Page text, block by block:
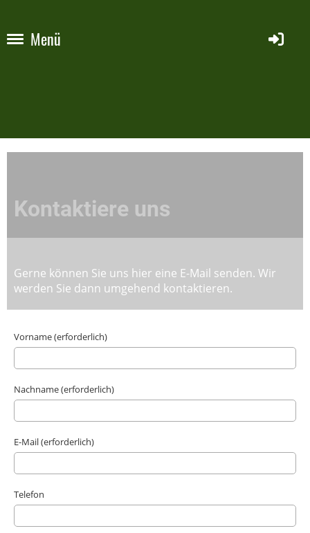
Menü
Kontaktiere uns
Gerne können Sie uns hier eine E-Mail senden. Wir
werden Sie dann umgehend kontaktieren.
Vorname (erforderlich)
Nachname (erforderlich)
E-Mail (erforderlich)
Telefon